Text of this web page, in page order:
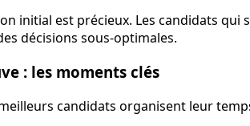
initial est précieux. Les candidats
décisions sous-optimales.
: les moments clés
candidats organisent leur